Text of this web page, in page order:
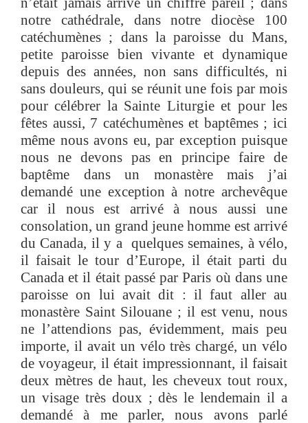
notre cathédrale, dans notre diocèse 100
catéchumènes ; dans la paroisse du Mans,
petite paroisse bien vivante et dynamique
depuis des années, non sans difficultés, ni
sans douleurs, qui se réunit une fois par mois
pour célébrer la Sainte Liturgie et pour les
fêtes aussi, 7 catéchumènes et baptêmes ; ici
même nous avons eu, par exception puisque
nous ne devons pas en principe faire de
baptême dans un monastère mais j’ai
demandé une exception à notre archevêque
car il nous est arrivé à nous aussi une
consolation, un grand jeune homme est arrivé
du Canada, il y a quelques semaines, à vélo,
il faisait le tour d’Europe, il était parti du
Canada et il était passé par Paris où dans une
paroisse on lui avait dit : il faut aller au
monastère Saint Silouane ; il est venu, nous
ne l’attendions pas, évidemment, mais peu
importe, il avait un vélo très chargé, un vélo
de voyageur, il était impressionnant, il faisait
deux mètres de haut, les cheveux tout roux,
un visage très doux ; dès le lendemain il a
demandé à me parler, nous avons parlé